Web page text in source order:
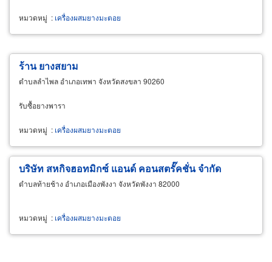
หมวดหมู่ : เครื่องผสมยางมะตอย
ร้าน ยางสยาม
ตำบลลำไพล อำเภอเทพา จังหวัดสงขลา 90260
รับซื้อยางพารา
หมวดหมู่ : เครื่องผสมยางมะตอย
บริษัท สหกิจฮอทมิกซ์ แอนด์ คอนสตรั๊คชั่น จำกัด
ตำบลท้ายช้าง อำเภอเมืองพังงา จังหวัดพังงา 82000
หมวดหมู่ : เครื่องผสมยางมะตอย